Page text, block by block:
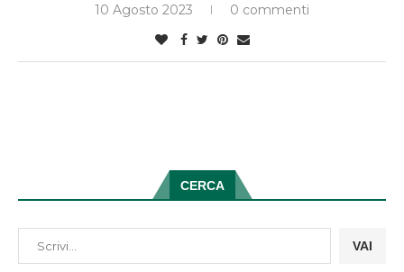
10 Agosto 2023 0 commenti
CERCA
VAI